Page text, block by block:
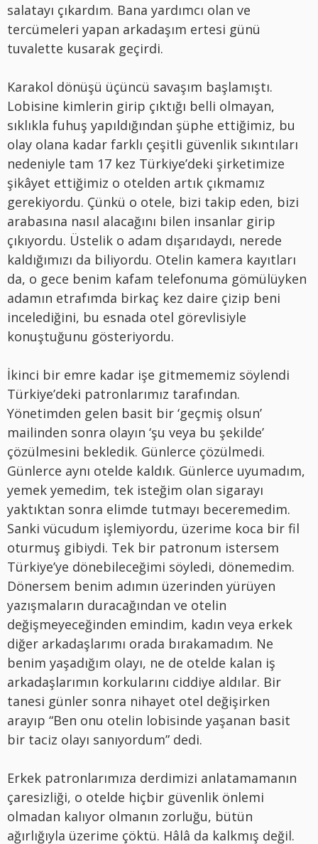
salatayı çıkardım. Bana yardımcı olan ve
tercümeleri yapan arkadaşım ertesi günü
tuvalette kusarak geçirdi.
Karakol dönüşü üçüncü savaşım başlamıştı.
Lobisine kimlerin girip çıktığı belli olmayan,
sıklıkla fuhuş yapıldığından şüphe ettiğimiz, bu
olay olana kadar farklı çeşitli güvenlik sıkıntıları
nedeniyle tam 17 kez Türkiye’deki şirketimize
şikâyet ettiğimiz o otelden artık çıkmamız
gerekiyordu. Çünkü o otele, bizi takip eden, bizi
arabasına nasıl alacağını bilen insanlar girip
çıkıyordu. Üstelik o adam dışarıdaydı, nerede
kaldığımızı da biliyordu. Otelin kamera kayıtları
da, o gece benim kafam telefonuma gömülüyken
adamın etrafımda birkaç kez daire çizip beni
incelediğini, bu esnada otel görevlisiyle
konuştuğunu gösteriyordu.
İkinci bir emre kadar işe gitmememiz söylendi
Türkiye’deki patronlarımız tarafından.
Yönetimden gelen basit bir ‘geçmiş olsun’
mailinden sonra olayın ‘şu veya bu şekilde’
çözülmesini bekledik. Günlerce çözülmedi.
Günlerce aynı otelde kaldık. Günlerce uyumadım,
yemek yemedim, tek isteğim olan sigarayı
yaktıktan sonra elimde tutmayı beceremedim.
Sanki vücudum işlemiyordu, üzerime koca bir fil
oturmuş gibiydi. Tek bir patronum istersem
Türkiye’ye dönebileceğimi söyledi, dönemedim.
Dönersem benim adımın üzerinden yürüyen
yazışmaların duracağından ve otelin
değişmeyeceğinden emindim, kadın veya erkek
diğer arkadaşlarımı orada bırakamadım. Ne
benim yaşadığım olayı, ne de otelde kalan iş
arkadaşlarımın korkularını ciddiye aldılar. Bir
tanesi günler sonra nihayet otel değişirken
arayıp “Ben onu otelin lobisinde yaşanan basit
bir taciz olayı sanıyordum” dedi.
Erkek patronlarımıza derdimizi anlatamamanın
çaresizliği, o otelde hiçbir güvenlik önlemi
olmadan kalıyor olmanın zorluğu, bütün
ağırlığıyla üzerime çöktü. Hâlâ da kalkmış değil.